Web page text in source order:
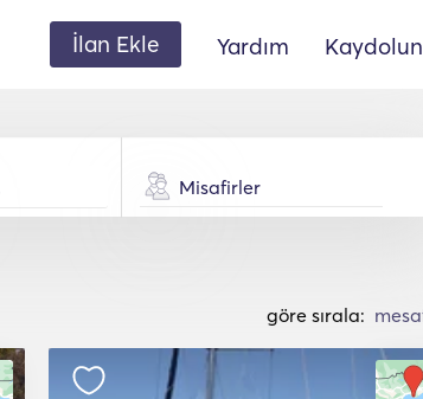
İlan Ekle Yardım Kaydolun
Misafirler
göre sırala: